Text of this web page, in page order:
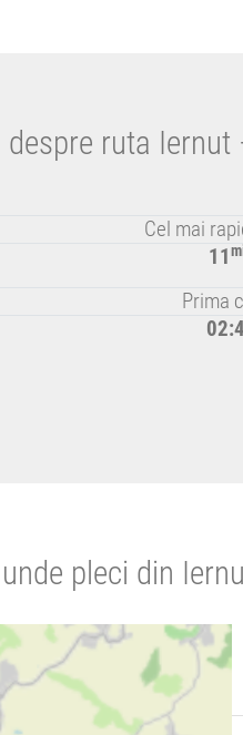
ruta
Cel mai
11
Prima
pleci din